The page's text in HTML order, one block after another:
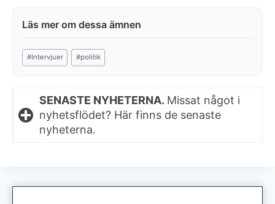
Post
Tags:
#Intervjuer #politik
SENASTE NYHETERNA. Missat något i
nyhetsflödet? Här finns de senaste
nyheterna.